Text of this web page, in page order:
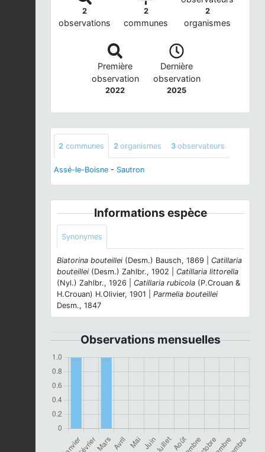
2
observations
2
communes
2
organismes
Première
observation
2022
Dernière
observation
2025
2 communes 2 organismes 3 observateurs
Assé-le-Boisne - Sautron
Informations espèce
Synonymes
Biatorina bouteillei (Desm.) Bausch, 1869 | Catillaria
bouteillei (Desm.) Zahlbr., 1902 | Catillaria littorella
(Nyl.) Zahlbr., 1926 | Catillaria rubicola (P.Crouan &
H.Crouan) H.Olivier, 1901 | Parmelia bouteillei
Desm., 1847
Observations mensuelles